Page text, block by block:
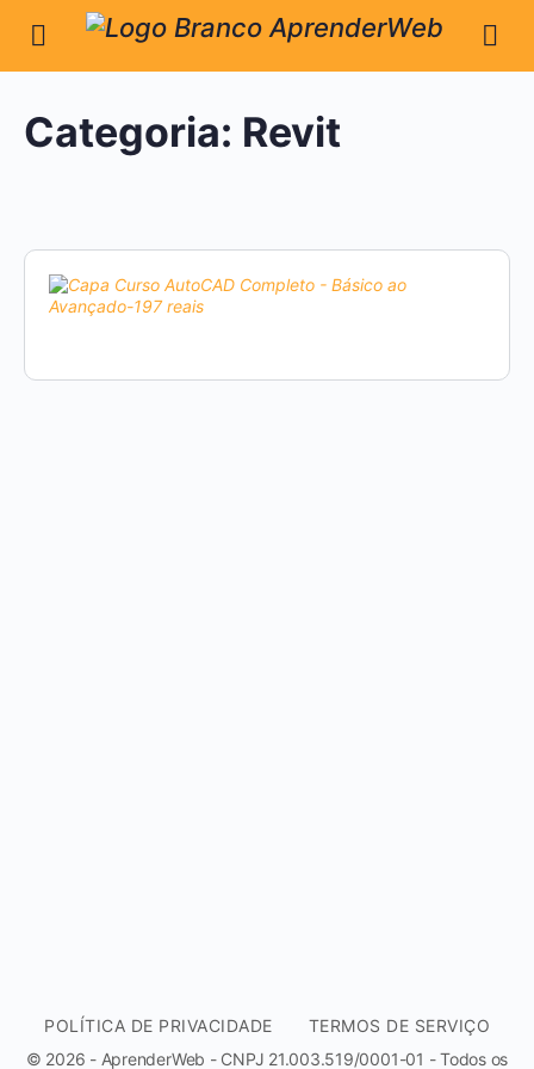
Categoria: Revit
POLÍTICA DE PRIVACIDADE
TERMOS DE SERVIÇO
© 2026 - AprenderWeb - CNPJ 21.003.519/0001-01 - Todos os